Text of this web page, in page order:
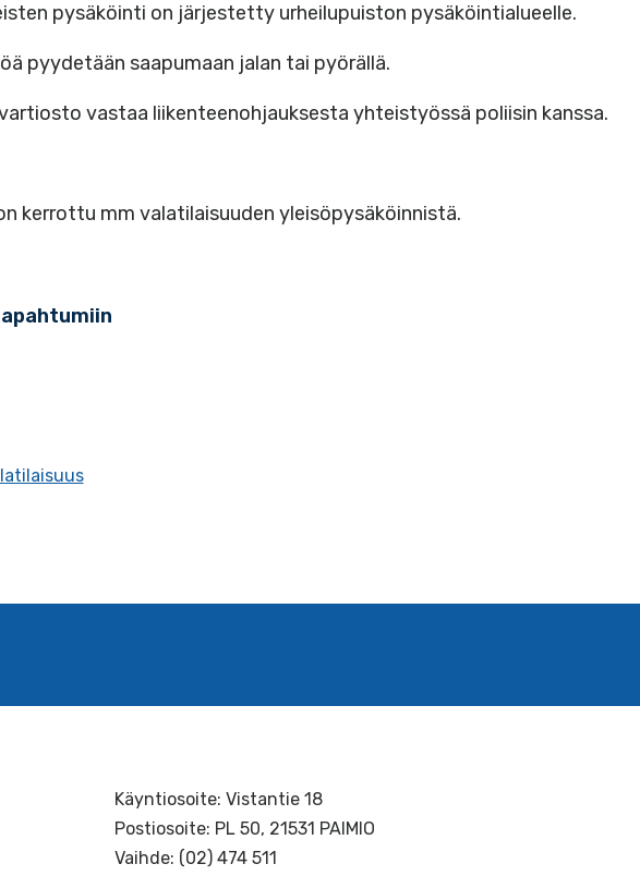
pysäköinti on järjestetty urheilupuiston pysäköintialueelle.
pyydetään saapumaan jalan tai pyörällä.
vastaa liikenteenohjauksesta yhteistyössä poliisin kanssa.
kerrottu mm valatilaisuuden yleisöpysäköinnistä.
Käyntiosoite: Vistantie 18
Postiosoite: PL 50, 21531 PAIMIO
Vaihde: (02) 474 511